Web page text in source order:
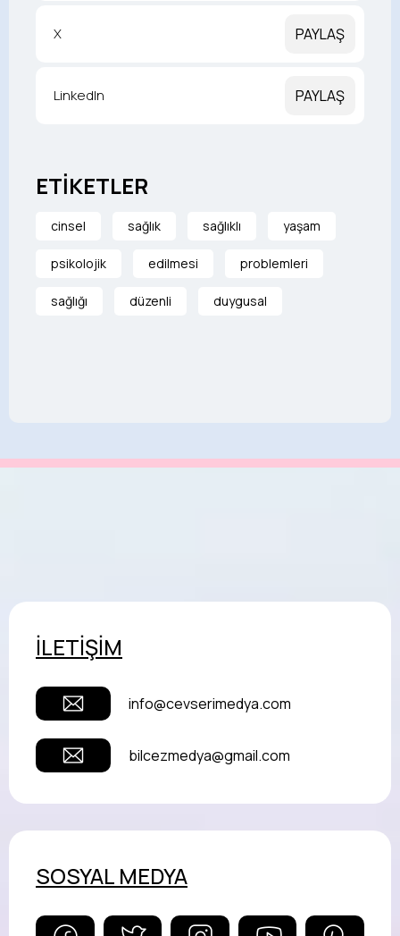
X PAYLAŞ
LinkedIn PAYLAŞ
ETİKETLER
cinsel sağlık sağlıklı yaşam
psikolojik edilmesi problemleri
sağlığı düzenli duygusal
İLETİŞİM
info@cevserimedya.com
bilcezmedya@gmail.com
SOSYAL MEDYA